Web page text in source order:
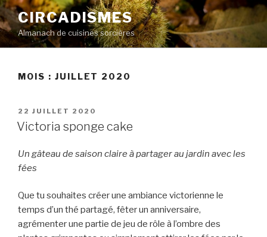
Aller
au
contenu
principal
CIRCADISMES
Almanach de cuisines sorcières
MOIS : JUILLET 2020
PUBLIÉ
LE
22 JUILLET 2020
Victoria sponge cake
Un gâteau de saison claire à partager au jardin avec les
fées
Que tu souhaites créer une ambiance victorienne le
temps d’un thé partagé, fêter un anniversaire,
agrémenter une partie de jeu de rôle à l’ombre des